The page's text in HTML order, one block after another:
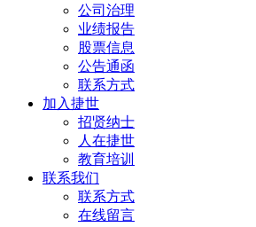
公司治理
业绩报告
股票信息
公告通函
联系方式
加入捷世
招贤纳士
人在捷世
教育培训
联系我们
联系方式
在线留言